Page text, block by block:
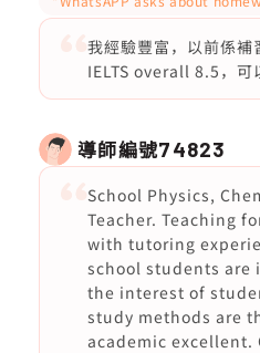
我經驗豐富，以前係
IELTS overall 8.5，可
導師編號74823
School Physics,
Teacher. Teaching
with tutoring
school students are
the interest of
study methods are
academic excellent.